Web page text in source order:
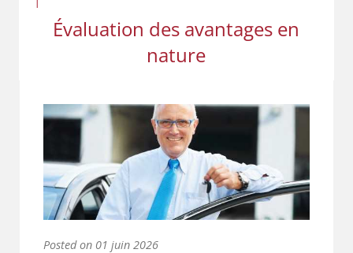
Évaluation des avantages en
nature
Posted on 01 juin 2026